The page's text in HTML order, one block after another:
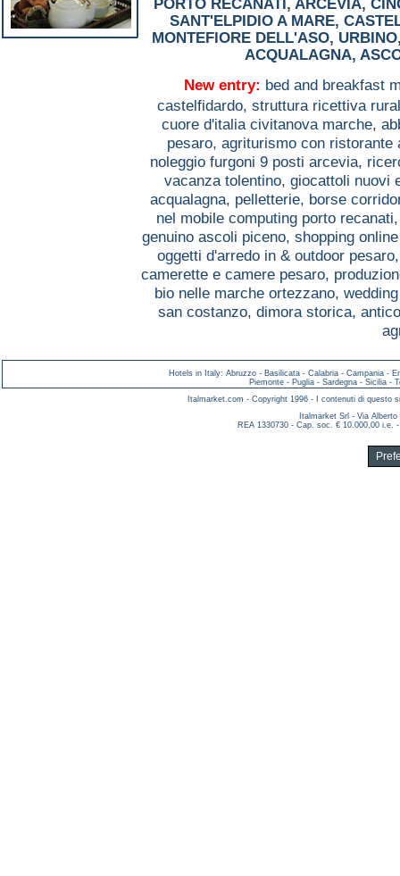
PORTO RECANATI, ARCEVIA,
SANT'ELPIDIO A MARE,
MONTEFIORE DELL'ASO, URBINO
ACQUALAGNA,
New entry: bed and breakfast
castelfidardo, struttura ricettiva
cuore d'italia civitanova marche,
pesaro, agriturismo con ristorante
noleggio furgoni 9 posti arcevia,
vacanza tolentino, giocattoli nuovi
acqualagna, pelletterie, borse
nel mobile computing porto
genuino ascoli piceno, shopping
oggetti d'arredo in & outdoor
camerette e camere pesaro,
bio nelle marche ortezzano,
san costanzo, dimora storica,
Hotels in Italy: Abruzzo - Basilicata - Calabria - Campania -
Piemonte- Puglia- Sardegna- Sicilia-
Italmarket.com - Copyright 1996 - I contenuti di questo
Italmarket Srl - Via
REA 1330730 - Cap. soc. € 10.000,00 i.e.